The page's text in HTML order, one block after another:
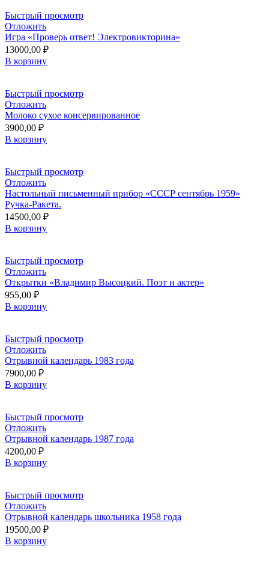
Быстрый просмотр
Отложить
Игра «Проверь ответ! Электровикторина»
13000,00 ₽
В корзину
Быстрый просмотр
Отложить
Молоко сухое консервированное
3900,00 ₽
В корзину
Быстрый просмотр
Отложить
Настольный письменный прибор «СССР сентябрь 1959»
Ручка-Ракета.
14500,00 ₽
В корзину
Быстрый просмотр
Отложить
Открытки «Владимир Высоцкий. Поэт и актер»
955,00 ₽
В корзину
Быстрый просмотр
Отложить
Отрывной календарь 1983 года
7900,00 ₽
В корзину
Быстрый просмотр
Отложить
Отрывной календарь 1987 года
4200,00 ₽
В корзину
Быстрый просмотр
Отложить
Отрывной календарь школьника 1958 года
19500,00 ₽
В корзину